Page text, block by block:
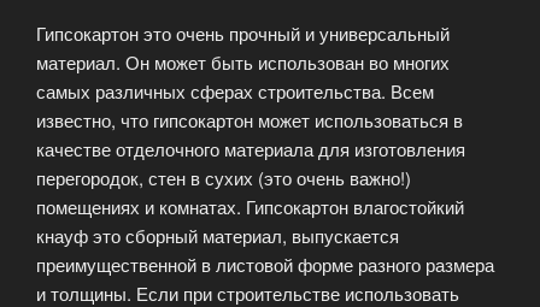
Гипсокартон это очень прочный и универсальный
материал. Он может быть использован во многих
самых различных сферах строительства. Всем
известно, что гипсокартон может использоваться в
качестве отделочного материала для изготовления
перегородок, стен в сухих (это очень важно!)
помещениях и комнатах. Гипсокартон влагостойкий
кнауф это сборный материал, выпускается
преимущественной в листовой форме разного размера
и толщины. Если при строительстве использовать